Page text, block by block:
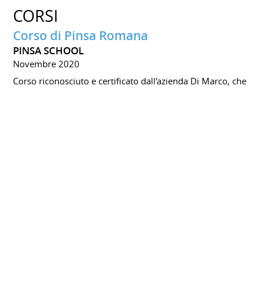
CORSI
Corso di Pinsa Romana
PINSA SCHOOL
Novembre 2020
Corso riconosciuto e certificato dall'azienda Di Marco, che